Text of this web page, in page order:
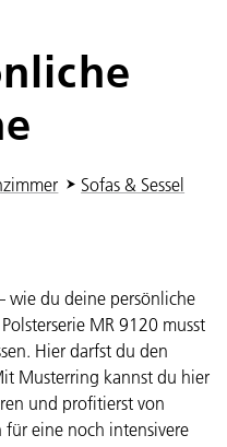
Sofas & Sessel
wie du deine persönliche
MR 9120 musst
Hier darfst du den
Musterring kannst du hier
und profitierst von
eine noch intensivere